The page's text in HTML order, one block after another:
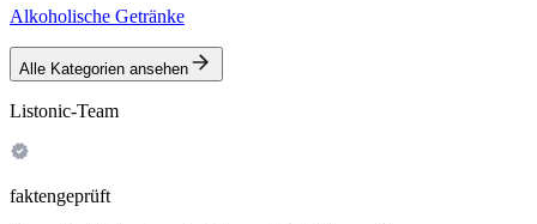
Alkoholische Getränke
Alle Kategorien ansehen
Listonic-Team
faktengeprüft